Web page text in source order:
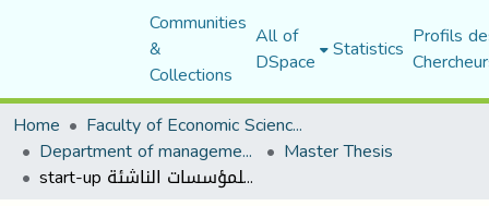
Communities
&
Collections
All of
DSpace Statistics Profils
Home
Faculty of Economic Sciences, Commerce and Management Sciences
Department of management sciences Master Thesis
start-up حاضنات الاعمال واليات دعمها للمؤسسات الناشئة